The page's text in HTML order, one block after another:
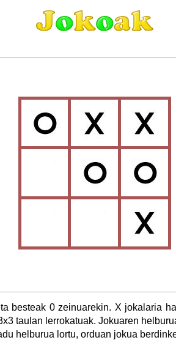
besteak 0 zeinuarekin. X jokalaria
taulan lerrokatuak. Jokuaren
helburua lortu, orduan jokua